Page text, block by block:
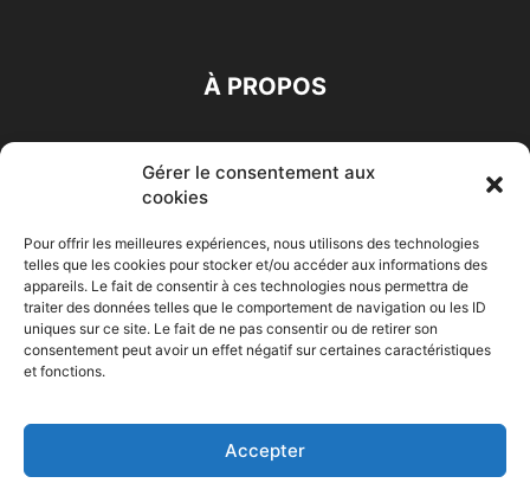
Gérer le consentement aux
cookies
Pour offrir les meilleures expériences, nous utilisons des technologies
telles que les cookies pour stocker et/ou accéder aux informations des
appareils. Le fait de consentir à ces technologies nous permettra de
traiter des données telles que le comportement de navigation ou les ID
uniques sur ce site. Le fait de ne pas consentir ou de retirer son
consentement peut avoir un effet négatif sur certaines caractéristiques
et fonctions.
Accepter
À PROPOS
Accueil Economie Entreprises Entrepreneur
Maghreb
© Challenges.tn By AAKOM.DIGITAL